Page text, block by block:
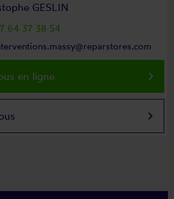
GESLIN
64 37 38 54
en ligne keyboard_arrow_right
keyboard_arrow_right